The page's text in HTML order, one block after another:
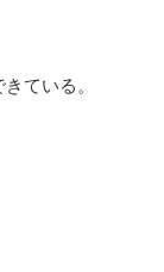
ている。